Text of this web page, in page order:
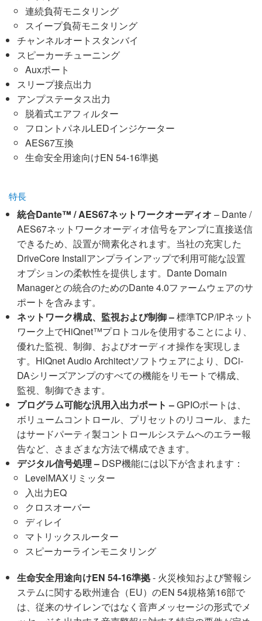
連続負荷モニタリング
スイープ負荷モニタリング
チャンネルオートスタンバイ
スピーカーチューニング
Auxポート
スリープ接点出力
アンプステータス出力
脱着式エアフィルター
フロントパネルLEDインジケーター
AES67互換
生命安全用途向けEN 54-16準拠
特長
統合Dante™ / AES67ネットワークオーディオ – Dante /
AES67ネットワークオーディオ信号をアンプに直接送信
できるため、設置が簡素化されます。当社の充実した
DriveCore Installアンプラインアップで利用可能な設置
オプションの柔軟性を提供します。Dante Domain
Managerとの統合のためのDante 4.0ファームウェアのサ
ポートを含みます。
ネットワーク構成、監視および制御 –標準TCP/IPネット
ワーク上でHiQnet™プロトコルを使用することにより、
優れた監視、制御、およびオーディオ操作を実現しま
す。HiQnet Audio Architectソフトウェアにより、DCi-
DAシリーズアンプのすべての機能をリモートで構成、
監視、制御できます。
プログラム可能な汎用入出力ポート –GPIOポートは、
ボリュームコントロール、プリセットのリコール、また
はサードパーティ製コントロールシステムへのエラー報
告など、さまざまな方法で構成できます。
デジタル信号処理– DSP機能には以下が含まれます：
LevelMAXリミッター
入出力EQ
クロスオーバー
ディレイ
マトリックスルーター
スピーカーラインモニタリング
生命安全用途向けEN 54-16準拠- 火災検知および警報シ
ステムに関する欧州連合（EU）のEN 54規格第16部で
は、従来のサイレンではなく音声メッセージの形式でメ